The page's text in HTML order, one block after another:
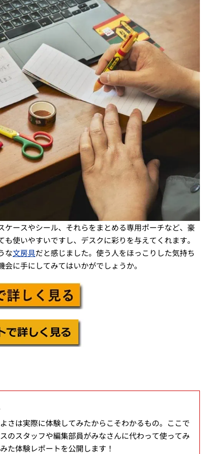
ースやシール、それらをまとめる専用ポーチなど、豪
使いやすいですし、デスクに彩りを与えてくれます。
な文房具だと感じました。使う人をほっこりした気持ち
に手にしてみてはいかがでしょうか。
さは実際に体験してみたからこそわかるもの。ここで
のスタッフや編集部員がみなさんに代わって使ってみ
た体験レポートを公開します！